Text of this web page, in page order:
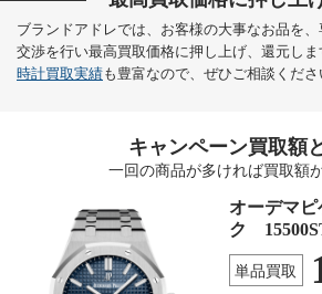
ブランドアドレでは、お客様の大事なお品を
交渉を行い最高買取価格に押し上げ、還元しま
時計買取実績も豊富なので、ぜひご相談くださ
キャンペーン買取額
一回の商品が多ければ買取額
オーデマ
ク
単品買取